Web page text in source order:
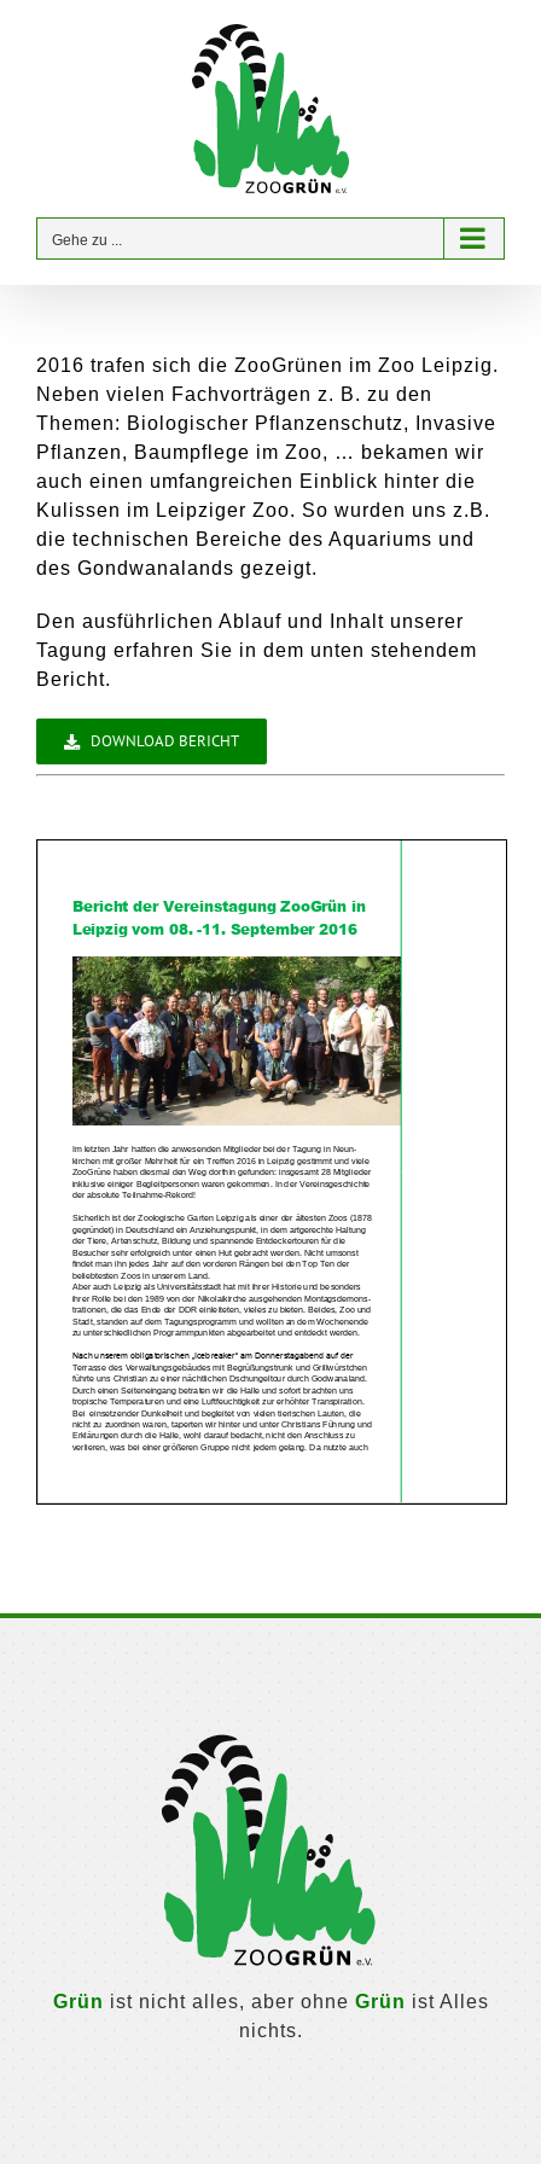
Gehe zu ...
2016 trafen sich die ZooGrünen im Zoo Leipzig.
Neben vielen Fachvorträgen z. B. zu den
Themen: Biologischer Pflanzenschutz, Invasive
Pflanzen, Baumpflege im Zoo, … bekamen wir
auch einen umfangreichen Einblick hinter die
Kulissen im Leipziger Zoo. So wurden uns z.B.
die technischen Bereiche des Aquariums und
des Gondwanalands gezeigt.
Den ausführlichen Ablauf und Inhalt unserer
Tagung erfahren Sie in dem unten stehendem
Bericht.
DOWNLOAD BERICHT
Grün ist nicht alles, aber ohne Grün ist Alles
nichts.